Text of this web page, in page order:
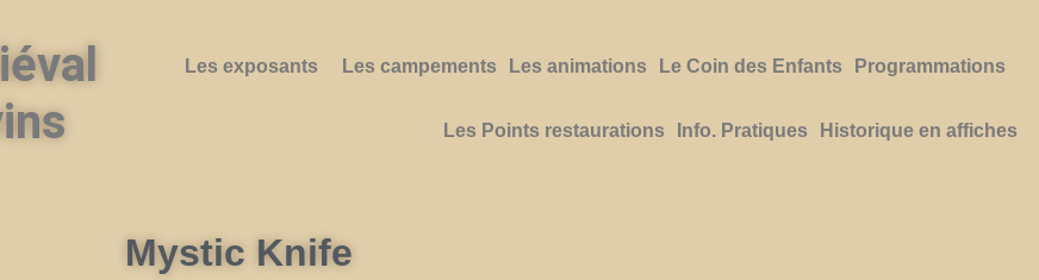
Les exposants Les campements Les animations Le Coin des Enfants Programmations
Les Points restaurations Info. Pratiques Historique en affiches
Mystic Knife